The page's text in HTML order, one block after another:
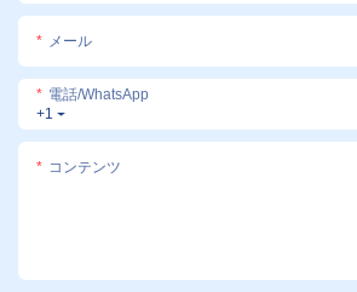
メール
+1
電話/WhatsApp
コンテンツ